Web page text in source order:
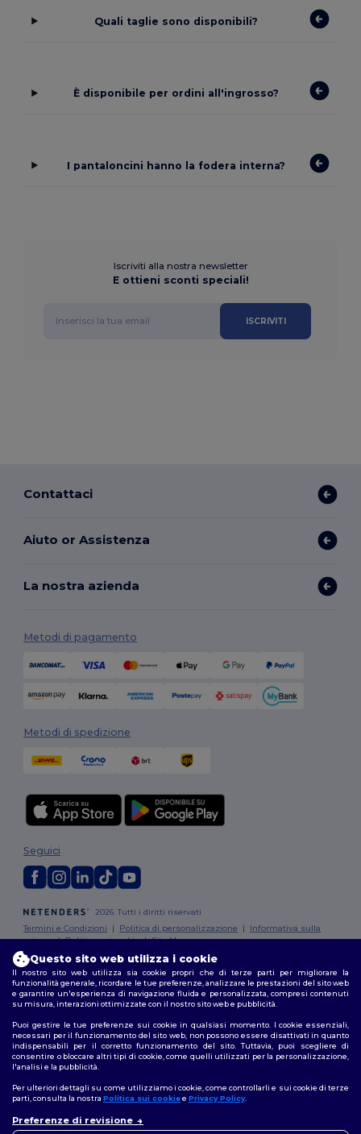
Quali taglie sono disponibili?
È disponibile per ordini all'ingrosso?
I pantaloncini hanno la fodera interna?
Iscriviti alla nostra newsletter
E ottieni sconti speciali!
ISCRIVITI
Contattaci
Aiuto or Assistenza
La nostra azienda
Metodi di pagamento
Metodi di spedizione
2026. Tutti i diritti riservati
Termini e Condizioni | Politica di personalizzazione | Informativa sulla
privacy|Politica sui cookie|Site Map
Seguici
Roma| Milano|Napoli | Torino | Palermo | Genova |Bologna | Firenze
Catania|Bari
Questo sito web utilizza i cookie
Il nostro sito web utilizza sia cookie propri che di terze parti per migliorare la
funzionalità generale, ricordare le tue preferenze, analizzare le prestazioni del sito web
e garantire un'esperienza di navigazione fluida e personalizzata, compresi contenuti
su misura, interazioni ottimizzate con il nostro sito web e pubblicità.
Puoi gestire le tue preferenze sui cookie in qualsiasi momento. I cookie essenziali,
necessari per il funzionamento del sito web, non possono essere disattivati in quanto
indispensabili per il corretto funzionamento del sito. Tuttavia, puoi scegliere di
consentire o bloccare altri tipi di cookie, come quelli utilizzati per la personalizzazione,
l'analisi e la pubblicità.
Per ulteriori dettagli su come utilizziamo i cookie, come controllarli e sui cookie di terze
parti, consulta la nostra Politica sui cookiee Privacy Policy.
Preferenze di revisione